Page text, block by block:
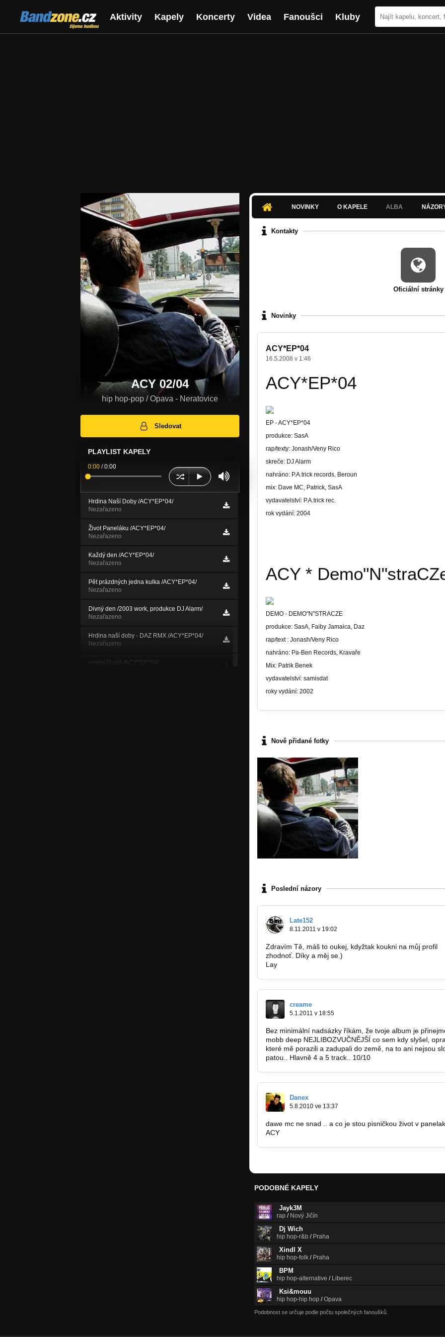
Bandzone.cz
žijeme hudbou
Aktivity Kapely Koncerty Videa Fanoušci Kluby
ACY 02/04
hip hop-pop / Opava - Neratovice
Sledovat
PLAYLIST KAPELY
0:00 /0:00
Hrdina Naší Doby /ACY*EP*04/
Nezařazeno
Život Paneláku /ACY*EP*04/
Nezařazeno
Každý den /ACY*EP*04/
Nezařazeno
Pět prázdných jedna kulka /ACY*EP*04/
Nezařazeno
Divný den /2003 work, produkce DJ Alarm/
Nezařazeno
Hrdina naší doby - DAZ RMX /ACY*EP*04/
Nezařazeno
umění DadA /ACY*EP*04/
NOVINKY O KAPELE ALBA
Kontakty
Oficiální stránky
Novinky
ACY*EP*04
16.5.2008 v 1:46
ACY*EP*04
EP - ACY*EP*04
produkce: SasA
rap/texty: Jonash/Veny Rico
skreče: DJ Alarm
nahráno: P.A.trick records, Beroun
mix: Dave MC, Patrick, SasA
vydavatelství: P.A.trick rec.
rok vydání: 2004
ACY *
DEMO - DEMO"N"STRACZE
produkce: SasA, Faiby Jamaica, Daz
rap/text : Jonash/Veny Rico
nahráno: Pa-Ben Records, Kravaře
Mix: Patrik Benek
vydavatelství: samisdat
roky vydání: 2002
Nově přidané fotky
Poslední názory
Late152
8.11.2011 v 19:02
Zdravím Tě, máš to oukej, kdyžtak koukni na můj profil
zhodnoť. Díky a měj se.)
Lay
creame
5.1.2011 v 18:55
Bez minimální nadsázky říkám, že tvoje album je
mobb deep NEJLIBOZVUČNĚJŠÍ co sem kdy slyšel,
které mě porazili a zadupali do země, na to ani nejsou
patou.. Hlavně 4 a 5 track.. 10/10
Danex
5.8.2010 ve 13:37
dawe mc ne snad .. a co je stou pisničkou život v
ACY
PODOBNÉ KAPELY
Jayk3M
rap / Nový Jičín
Dj Wich
hip hop-r&b / Praha
Xindl X
hip hop-folk / Praha
BPM
hip hop-alternative / Liberec
Ksi&mouu
hip hop-hip hop /Opava
Podobnost se určuje podle počtu společných fanoušků.